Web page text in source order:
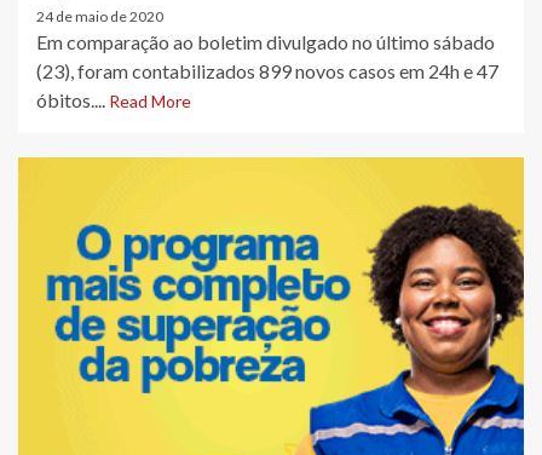
24 de maio de 2020
Em comparação ao boletim divulgado no último sábado
(23), foram contabilizados 899 novos casos em 24h e 47
óbitos.... Read More